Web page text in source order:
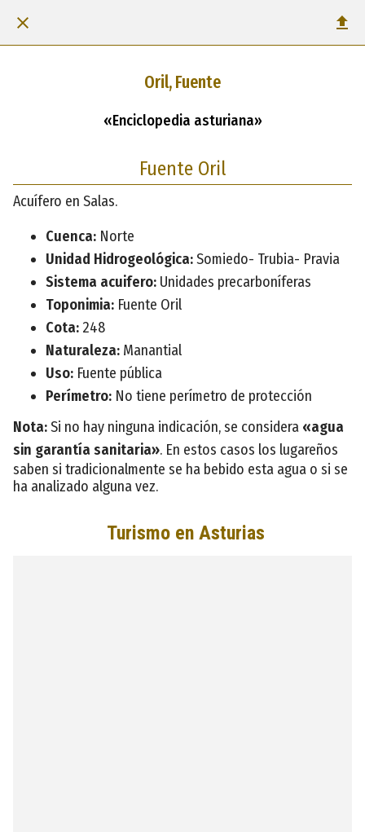
Oril, Fuente
«Enciclopedia asturiana»
Fuente Oril
Acuífero en Salas.
Cuenca: Norte
Unidad Hidrogeológica:Somiedo- Trubia- Pravia
Sistema acuifero: Unidades precarboníferas
Toponimia: Fuente Oril
Cota: 248
Naturaleza: Manantial
Uso: Fuente pública
Perímetro: No tiene perímetro de protección
Nota:Si no hay ninguna indicación, se considera «agua
sin garantía sanitaria». En estos casos los lugareños
saben si tradicionalmente se ha bebido esta agua o si se
ha analizado alguna vez.